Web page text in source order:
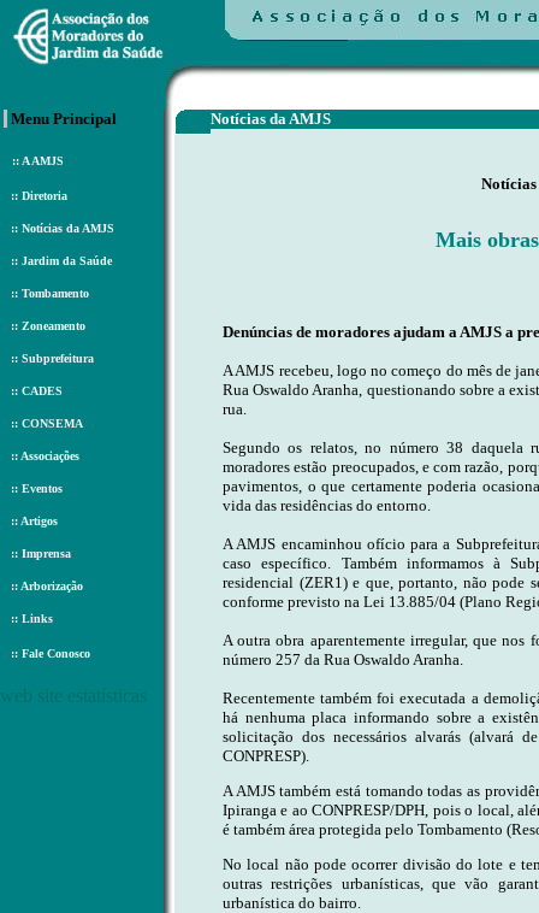
Menu Principal
:: A AMJS
:: Diretoria
:: Notícias da AMJS
:: Jardim da Saúde
:: Tombamento
:: Zoneamento
:: Subprefeitura
:: CADES
:: CONSEMA
:: Associações
:: Eventos
:: Artigos
:: Imprensa
:: Arborização
:: Links
:: Fale Conosco
Notícias da AMJS
Notícias
Mais
Denúncias de moradores ajudam a AMJS a
A AMJS recebeu, logo no começo do mês de
Rua Oswaldo Aranha, questionando sobre a
rua.
Segundo os relatos, no número 38
moradores estão preocupados, e com razão,
pavimentos, o que certamente poderia
vida das residências do entorno.
A AMJS encaminhou ofício para a
caso específico. Também informamos à
residencial (ZER1) e que, portanto, não pode
conforme previsto na Lei 13.885/04 (Plano
A outra obra aparentemente irregular, que nos
número 257 da Rua Oswaldo Aranha.
Recentemente também foi executada a
há nenhuma placa informando sobre a
solicitação dos necessários alvarás (alvará
CONPRESP).
A AMJS também está tomando todas as
Ipiranga e ao CONPRESP/DPH, pois o local,
é também área protegida pelo Tombamento
No local não pode ocorrer divisão do lote e
outras restrições urbanísticas, que vão
urbanística do bairro.